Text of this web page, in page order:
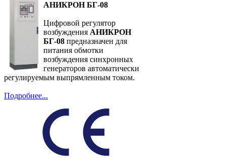
АНИКРОН БГ-08
Цифровой регулятор
возбуждения АНИКРОН
БГ-08 предназначен для
питания обмотки
возбуждения синхронных
генераторов автоматически
регулируемым выпрямленным током.
Подробнее...